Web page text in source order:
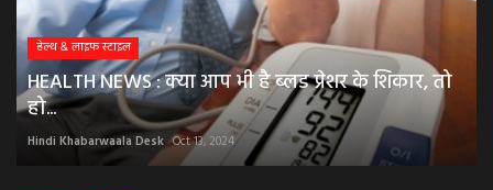
हेल्थ & लाइफ स्टाइल
HEALTH NEWS : क्या आप भी है ब्लड प्रेशर के शिकार, तो
हो...
Hindi Khabarwaala Desk Oct 13, 2024